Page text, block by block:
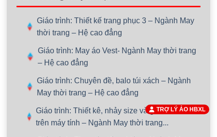
Giáo trình: Thiết kế trang phục 3 – Ngành May
thời trang – Hệ cao đẳng
Giáo trình: May áo Vest- Ngành May thời trang
– Hệ cao đẳng
Giáo trình: Chuyên đề, balo túi xách – Ngành
May thời trang – Hệ cao đẳng
Giáo trình: Thiết kê, nhảy size và giác sơ đồ
trên máy tính – Ngành May thời trang...
TRỢ LÝ ẢO HBXL